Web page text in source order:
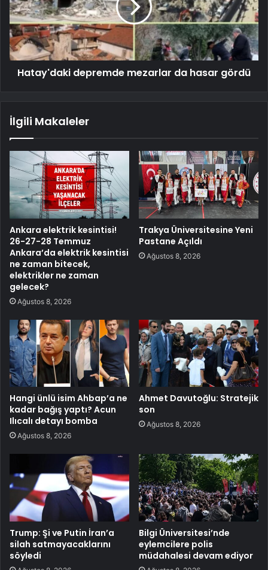
Hatay'daki depremde mezarlar da hasar gördü
İlgili Makaleler
Ankara elektrik kesintisi!
26-27-28 Temmuz
Ankara’da elektrik kesintisi
ne zaman bitecek,
elektrikler ne zaman
gelecek?
Ağustos 8, 2026
Trakya Üniversitesine Yeni
Pastane Açıldı
Ağustos 8, 2026
Hangi ünlü isim Ahbap’a ne
kadar bağış yaptı? Acun
Ilıcalı detayı bomba
Ağustos 8, 2026
Ahmet Davutoğlu: Stratejik
son
Ağustos 8, 2026
Trump: Şi ve Putin İran’a
silah satmayacaklarını
söyledi
Bilgi Üniversitesi’nde
eylemcilere polis
müdahalesi devam ediyor